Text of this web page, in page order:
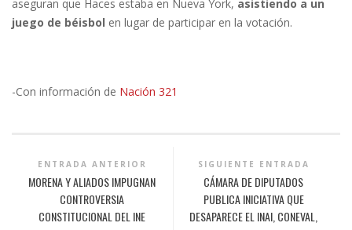
aseguran que Haces estaba en Nueva York, asistiendo a un
juego de béisbol en lugar de participar en la votación.
-Con información de Nación 321
ENTRADA ANTERIOR
MORENA Y ALIADOS IMPUGNAN
CONTROVERSIA
CONSTITUCIONAL DEL INE
SIGUIENTE ENTRADA
CÁMARA DE DIPUTADOS
PUBLICA INICIATIVA QUE
DESAPARECE EL INAI, CONEVAL,